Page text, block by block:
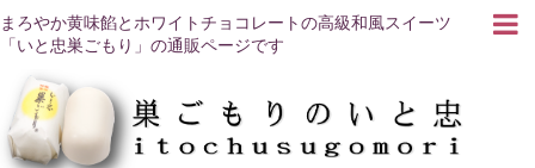
まろやか黄味餡とホワイトチョコレートの高級和風スイーツ
「いと忠巣ごもり」の通販ページです